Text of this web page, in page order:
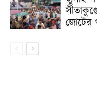
জোটের